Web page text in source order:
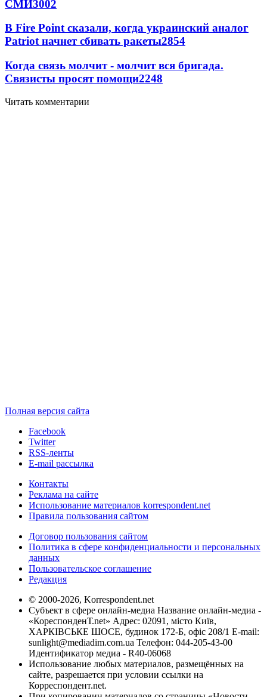
СМИ3002
В Fire Point сказали, когда украинский аналог
Patriot начнет сбивать ракеты2854
Когда связь молчит - молчит вся бригада.
Связисты просят помощи2248
Читать комментарии
Полная версия сайта
Facebook
Twitter
RSS-ленты
E-mail рассылка
Контакты
Реклама на сайте
Использование материалов korrespondent.net
Правила пользования сайтом
Договор пользования сайтом
Политика в сфере конфиденциальности и персональных
данных
Пользовательское соглашение
Редакция
© 2000-2026, Korrespondent.net
Субъект в сфере онлайн-медиа Название онлайн-медиа -
«КореспонденТ.net» Адрес: 02091, місто Київ,
ХАРКІВСЬКЕ ШОСЕ, будинок 172-Б, офіс 208/1 E-mail:
sunlight@mediadim.com.ua Телефон: 044-205-43-00
Идентификатор медиа - R40-06068
Использование любых материалов, размещённых на
сайте, разрешается при условии ссылки на
Корреспондент.net.